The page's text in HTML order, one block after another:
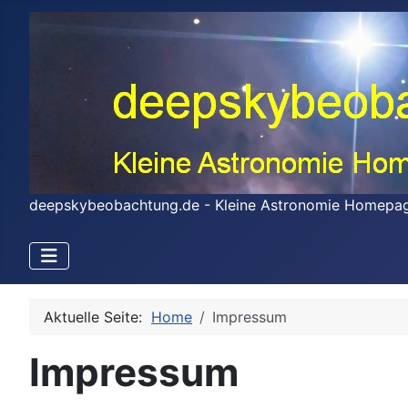
deepskybeobachtung.de - Kleine Astronomie
Aktuelle Seite: Home Impressum
Impressum